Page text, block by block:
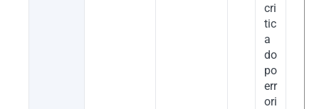
cri
tic
a
do
po
err
ori